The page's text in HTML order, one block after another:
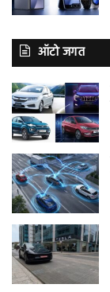
ऑटो जगत